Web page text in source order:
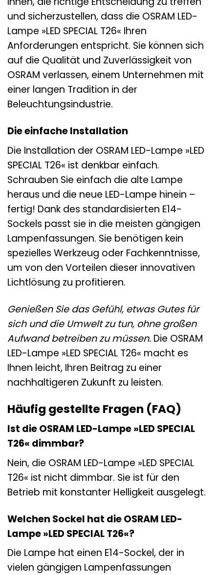
und sicherzustellen, dass die OSRAM LED-
Lampe »LED SPECIAL T26« Ihren
Anforderungen entspricht. Sie können sich
auf die Qualität und Zuverlässigkeit von
OSRAM verlassen, einem Unternehmen mit
einer langen Tradition in der
Beleuchtungsindustrie.
Die einfache Installation
Die Installation der OSRAM LED-Lampe »LED
SPECIAL T26« ist denkbar einfach.
Schrauben Sie einfach die alte Lampe
heraus und die neue LED-Lampe hinein –
fertig! Dank des standardisierten E14-
Sockels passt sie in die meisten gängigen
Lampenfassungen. Sie benötigen kein
spezielles Werkzeug oder Fachkenntnisse,
um von den Vorteilen dieser innovativen
Lichtlösung zu profitieren.
Genießen Sie das Gefühl, etwas Gutes für
sich und die Umwelt zu tun, ohne großen
Aufwand betreiben zu müssen. Die OSRAM
LED-Lampe »LED SPECIAL T26« macht es
Ihnen leicht, Ihren Beitrag zu einer
nachhaltigeren Zukunft zu leisten.
Häufig gestellte Fragen (FAQ)
Ist die OSRAM LED-Lampe »LED SPECIAL
T26« dimmbar?
Nein, die OSRAM LED-Lampe »LED SPECIAL
T26« ist nicht dimmbar. Sie ist für den
Betrieb mit konstanter Helligkeit ausgelegt.
Welchen Sockel hat die OSRAM LED-
Lampe »LED SPECIAL T26«?
Die Lampe hat einen E14-Sockel, der in
vielen gängigen Lampenfassungen